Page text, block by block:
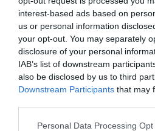
interest-based ads based on
us or personal information
your opt-out. You may separately
disclosure of your personal
IAB’s list of downstream
also be disclosed by us to third
Downstream Participants that may
Personal Data Processing
πλήρωμα.